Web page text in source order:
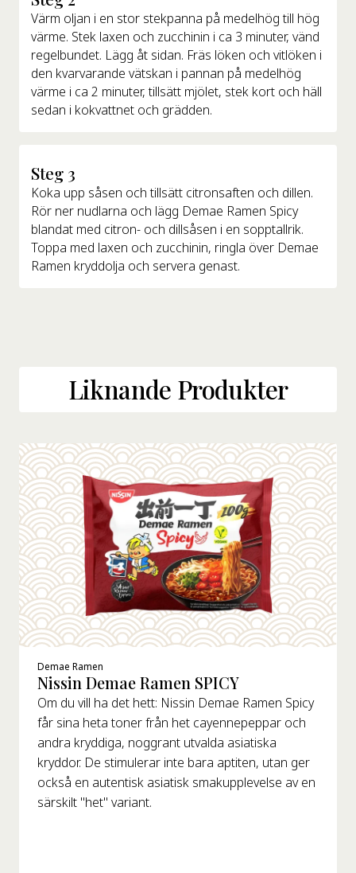
Värm oljan i en stor stekpanna på medelhög till hög
värme. Stek laxen och zucchinin i ca 3 minuter, vänd
regelbundet. Lägg åt sidan. Fräs löken och vitlöken i
den kvarvarande vätskan i pannan på medelhög
värme i ca 2 minuter, tillsätt mjölet, stek kort och häll
sedan i kokvattnet och grädden.
Steg 3
Koka upp såsen och tillsätt citronsaften och dillen.
Rör ner nudlarna och lägg Demae Ramen Spicy
blandat med citron- och dillsåsen i en sopptallrik.
Toppa med laxen och zucchinin, ringla över Demae
Ramen kryddolja och servera genast.
Liknande Produkter
Demae Ramen
Nissin Demae Ramen SPICY
Om du vill ha det hett: Nissin Demae Ramen Spicy
får sina heta toner från het cayennepeppar och
andra kryddiga, noggrant utvalda asiatiska
kryddor. De stimulerar inte bara aptiten, utan ger
också en autentisk asiatisk smakupplevelse av en
särskilt "het" variant.